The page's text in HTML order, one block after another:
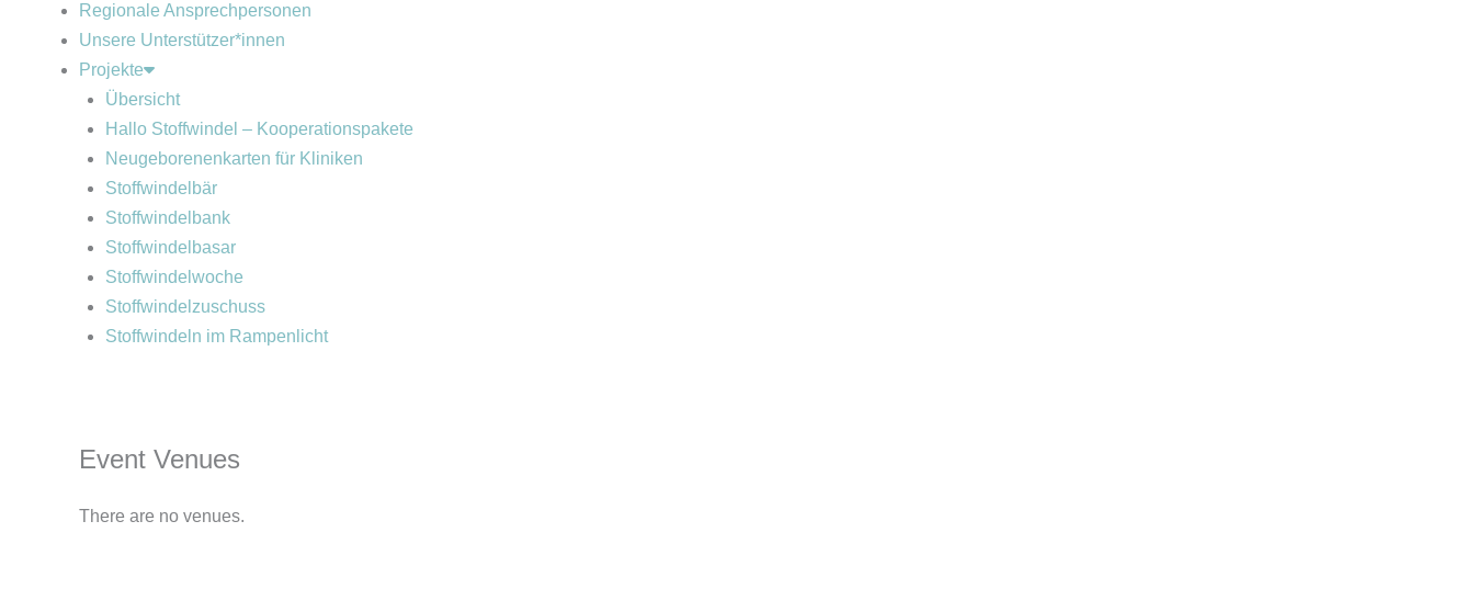
Regionale Ansprechpersonen
Unsere Unterstützer*innen
Projekte
Übersicht
Hallo Stoffwindel – Kooperationspakete
Neugeborenenkarten für Kliniken
Stoffwindelbär
Stoffwindelbank
Stoffwindelbasar
Stoffwindelwoche
Stoffwindelzuschuss
Stoffwindeln im Rampenlicht
Event Venues
There are no venues.